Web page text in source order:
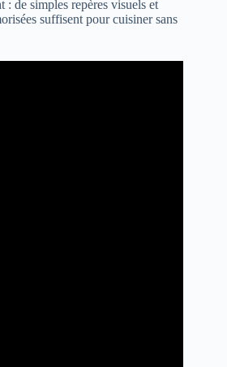
: de simples repères visuels et
suffisent pour cuisiner sans